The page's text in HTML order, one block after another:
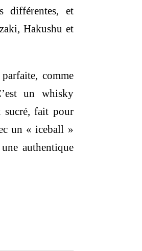
différentes, et
Hakushu et
comme
un whisky
sucré, fait pour
un « iceball »
authentique